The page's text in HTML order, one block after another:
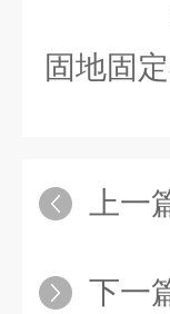
3
固地固
上一
下一